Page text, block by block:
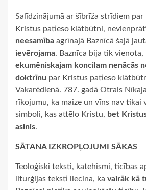
Salīdzinājumā ar šībrīža strīdiem par
Kristus patieso klātbūtni,
neesamība agrīnajā Baznīcā šajā
ievērojama. Baznīca bija tik vienota,
ekumēniskajam koncilam nenācās
doktrīnu par Kristus patieso
Vakarēdienā. 787. gadā Otrais
rīkojumu, ka maize un vīns nav tikai
simboli, kas attēlo Kristu, bet
asinis.
SĀTANA IZKROPĻOJUMI SĀKAS
Teoloģiski teksti, katehismi, ticības
liturģijas teksti liecina, ka vairāk kā